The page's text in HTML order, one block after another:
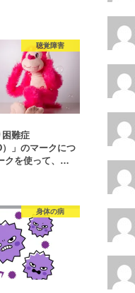
聴覚障害
困難症
）」のマークにつ
クを使って、…
身体の病